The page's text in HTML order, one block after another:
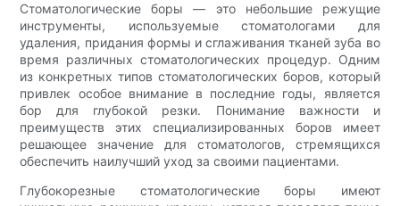
Стоматологические боры — это небольшие режущие
инструменты, используемые стоматологами для
удаления, придания формы и сглаживания тканей зуба во
время различных стоматологических процедур. Одним
из конкретных типов стоматологических боров, который
привлек особое внимание в последние годы, является
бор для глубокой резки. Понимание важности и
преимуществ этих специализированных боров имеет
решающее значение для стоматологов, стремящихся
обеспечить наилучший уход за своими пациентами.
Глубокорезные стоматологические боры имеют